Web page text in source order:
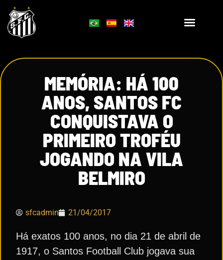
MEMÓRIA: HÁ 100
ANOS, SANTOS FC
CONQUISTAVA O
PRIMEIRO TROFÉU
JOGANDO NA VILA
BELMIRO
sfcadmin 21/04/2017
Há exatos 100 anos, no dia 21 de abril de
1917, o Santos Football Club jogava sua